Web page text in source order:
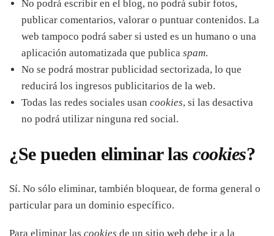
No podrá escribir en el blog, no podrá subir fotos,
publicar comentarios, valorar o puntuar contenidos. La
web tampoco podrá saber si usted es un humano o una
aplicación automatizada que publica spam.
No se podrá mostrar publicidad sectorizada, lo que
reducirá los ingresos publicitarios de la web.
Todas las redes sociales usan cookies, si las desactiva
no podrá utilizar ninguna red social.
¿Se pueden eliminar las cookies?
Sí. No sólo eliminar, también bloquear, de forma general o
particular para un dominio específico.
Para eliminar las cookies de un sitio web debe ir a la